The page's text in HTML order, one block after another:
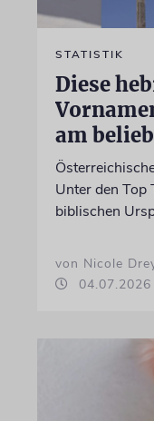
STATISTIK
Diese
am
Unter den Top
biblischen
von Nicole
04.07.2026